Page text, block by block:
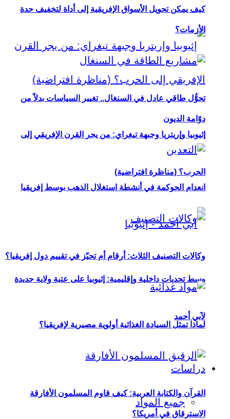
إثيوبيا وإريتريا وجبهة تيغراي: من يجر القرن الإفريقي إلى
الحرب؟ (مناظرة افتراضية)
وسط تحديات داخلية وإقليمية: إثيوبيا على عتبة ولاية جديدة
لآبي أحمد
دراسات
جميع المواد
كيف يمكن تحويل الأسواق الإفريقية إلى أداة لتخفيف حدة
الأزمات؟
تحوُّل طاقي عادل في السنغال.. تغيير السياسات بدلاً من
دوّامة الديون
انعدام الحوكمة في أنشطة استغلال الذهب بوسط إفريقيا
وكالات التصنيف الثلاث: أرقام أم تحيّز في تقييم دول إفريقيا؟
لماذا تمثل السيادة الغذائية أولوية مصيرية لإفريقيا؟
القرآن والكتابة العربية: كيف قاوم المسلمون الأفارقة
الاسترقاق في أمريكا؟